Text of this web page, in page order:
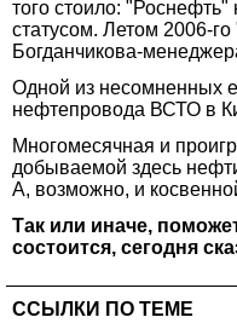
того стоило:
статусом. Летом 2006-
Богданчикова-
Одной из несомненных
нефтепровода ВСТО в
Многомесячная и
добываемой здесь
А, возможно, и
Так или иначе,
состоится, сегодня
ССЫЛКИ ПО ТЕМЕ